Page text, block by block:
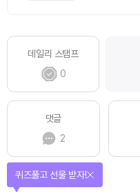
데일리 스탬프
0
댓글
2
매일 미션을 완료하고 보상을 획득!